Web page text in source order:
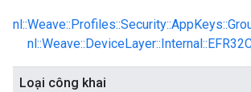
Loại công khai